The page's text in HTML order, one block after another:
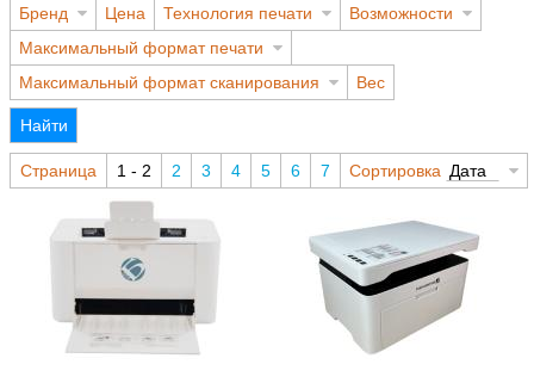
Бренд
Цена Технология печати
Возможности
Максимальный формат печати
Максимальный формат сканирования
Вес
Найти
Страница 1 - 2 2 3 4 5 6 7 Сортировка Дата